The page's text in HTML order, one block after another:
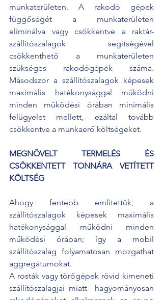
munkaterületen. A rakodó gépek
függőségét a munkaterületen
eliminálva vagy csökkentve a raktár-
szállítószalagok segítségével
csökkenthető a munkaterületen
szükséges rakodógépek száma.
Másodszor a szállítószalagok képesek
maximális hatékonysággal működni
minden működési órában minimális
felügyelet mellett, ezáltal tovább
csökkentve a munkaerő költségeket.
MEGNÖVELT TERMELÉS ÉS
CSÖKKENTETT TONNÁRA VETÍTETT
KÖLTSÉG
Ahogy fentebb említettük, a
szállítószalagok képesek maximális
hatékonysággal működni minden
működési órában; így a mobil
szállítószalag folyamatosan mozgathat
aggregátumokat.
A rosták vagy törőgépek rövid kimeneti
szállítószalagjai miatt  hagyományosan